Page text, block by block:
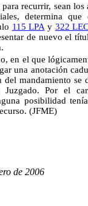
recurrir, sean los
determina que
115 LPAy 322
de nuevo el
en el que
una anotación
del mandamiento se
Por el
posibilidad
(JFME)
de 2006